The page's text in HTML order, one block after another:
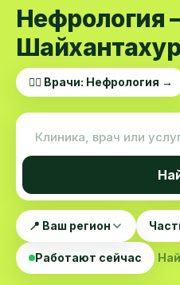
Нефрология
👨‍⚕️ Врачи: Нефрология →
📍 Ваш регион
Работают сейчас